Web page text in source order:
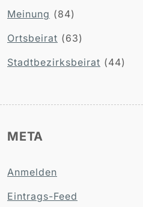
Meinung (84)
Ortsbeirat (63)
Stadtbezirksbeirat (44)
META
Anmelden
Eintrags-Feed